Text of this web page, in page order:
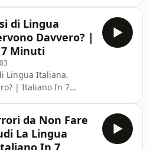
più amata dagli
italiana ✉️ ➫
perdere
segui il
di Lingua
Davvero? |
Minuti
Lingua Italiana.
| Italiano In 7
più amata dagli
da Non Fare
La Lingua
In 7